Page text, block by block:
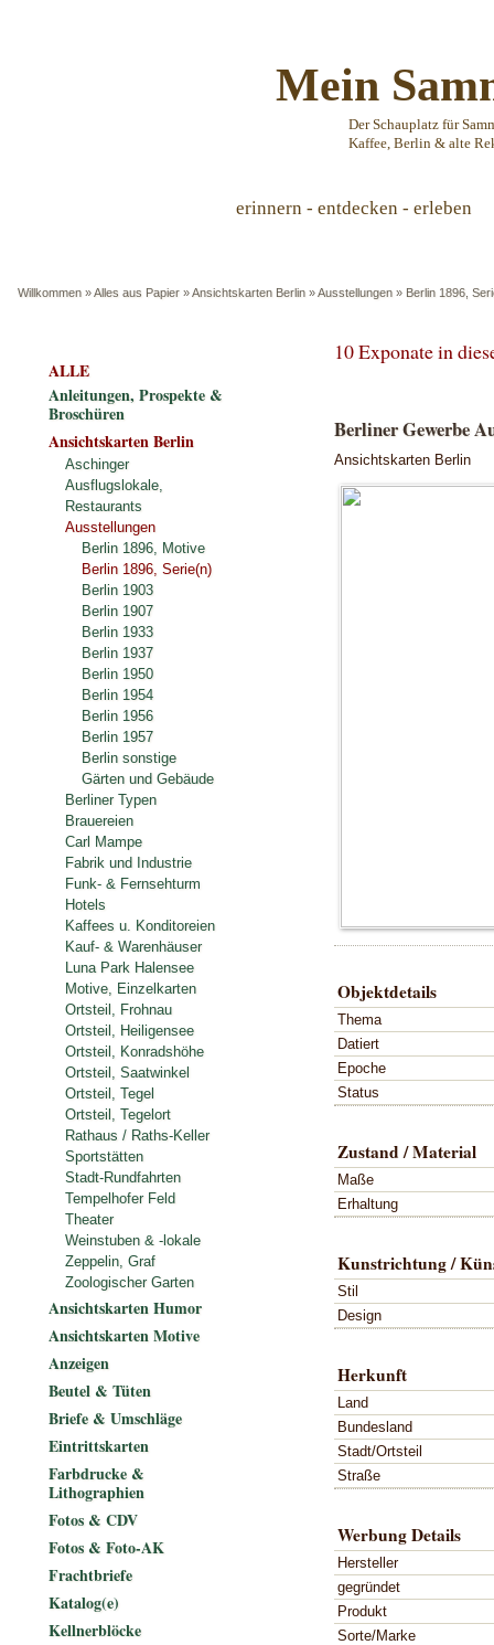
Mein
Der Schauplatz für
Kaffee, Berlin & alte
erinnern - entdecken - erleben
Willkommen »Alles aus Papier »Ansichtskarten Berlin »Ausstellungen » Berlin 1896,
10 Exponate in
Berliner Gewerbe
Ansichtskarten Berlin
Objektdetails
Thema
Datiert
Epoche
Status
Zustand / Material
Maße
Erhaltung
Kunstrichtung /
Stil
Design
Herkunft
Land
Bundesland
Stadt/Ortsteil
Straße
Werbung Details
Hersteller
gegründet
Produkt
Sorte/Marke
ALLE
Anleitungen, Prospekte &
Broschüren
Ansichtskarten Berlin
Aschinger
Ausflugslokale,
Restaurants
Ausstellungen
Berlin 1896, Motive
Berlin 1896, Serie(n)
Berlin 1903
Berlin 1907
Berlin 1933
Berlin 1937
Berlin 1950
Berlin 1954
Berlin 1956
Berlin 1957
Berlin sonstige
Gärten und Gebäude
Berliner Typen
Brauereien
Carl Mampe
Fabrik und Industrie
Funk- & Fernsehturm
Hotels
Kaffees u. Konditoreien
Kauf- & Warenhäuser
Luna Park Halensee
Motive, Einzelkarten
Ortsteil, Frohnau
Ortsteil, Heiligensee
Ortsteil, Konradshöhe
Ortsteil, Saatwinkel
Ortsteil, Tegel
Ortsteil, Tegelort
Rathaus / Raths-Keller
Sportstätten
Stadt-Rundfahrten
Tempelhofer Feld
Theater
Weinstuben & -lokale
Zeppelin, Graf
Zoologischer Garten
Ansichtskarten Humor
Ansichtskarten Motive
Anzeigen
Beutel & Tüten
Briefe & Umschläge
Eintrittskarten
Farbdrucke &
Lithographien
Fotos & CDV
Fotos & Foto-AK
Frachtbriefe
Katalog(e)
Kellnerblöcke